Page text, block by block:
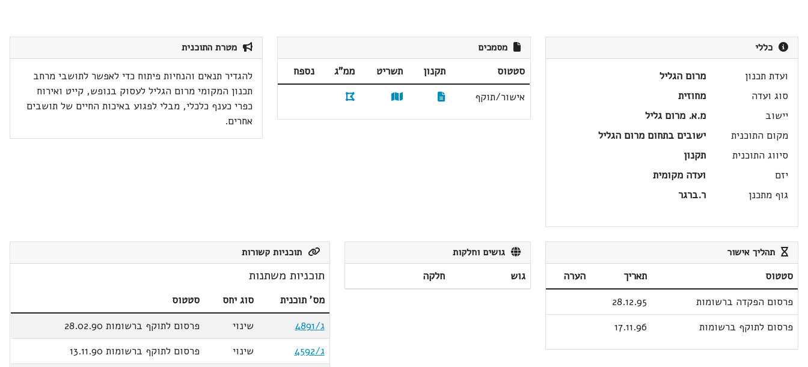
כללי
ועדת תכנון
מרום הגליל
סוג ועדה
מחוזית
יישוב
מ.א. מרום גליל
מקום התוכנית
ישובים בתחום מרום הגליל
סיווג התוכנית
תקנון
יזם
ועדה מקומית
גוף מתכנן
ר.ברגר
מסמכים
סטטוס תקנון תשריט ממ"ג
נספח
אישור/תוקף
מטרת התוכנית
להגדיר תנאים והנחיות פיתוח כדי לאפשר לתושבי מרחב
תכנון המקומי מרום הגליל לעסוק בנופש, קייט ואירוח
כפרי כענף כלכלי, מבלי לפגוע באיכות החיים של תושבים
אחרים.
תהליך אישור
סטטוס תאריך
הערה
פרסום הפקדה ברשומות
28.12.95
פרסום לתוקף ברשומות
17.11.96
גושים וחלקות
גוש חלקה
תוכניות קשורות
תוכניות משתנות
מס' תוכנית סוג יחס
סטטוס
ג/4891
שינוי
פרסום לתוקף ברשומות 28.02.90
ג/4592
שינוי
פרסום לתוקף ברשומות 13.11.90